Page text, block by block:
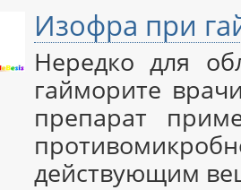
Изофра при
Нередко для
гайморите
препарат
действующим